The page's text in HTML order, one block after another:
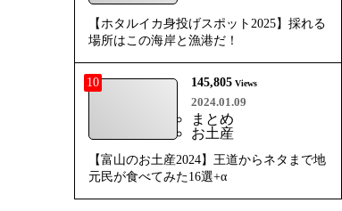
【ホタルイカ身投げスポット2025】採れる
場所はこの海岸と漁港だ！
10 145,805 Views
2024.01.09
まとめ
お土産
【富山のお土産2024】王道からネタまで地
元民が食べてみた16選+α